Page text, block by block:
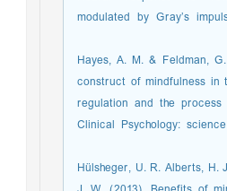
modulated by Gray’s
Hayes, A. M. & Feldman,
construct of mindfulness
regulation and the
Clinical Psychology:
Hülsheger, U. R. Alberts,